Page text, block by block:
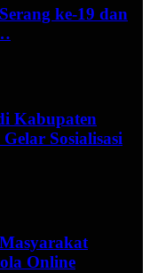
ke-19 dan
Kabupaten
Sosialisasi
Online